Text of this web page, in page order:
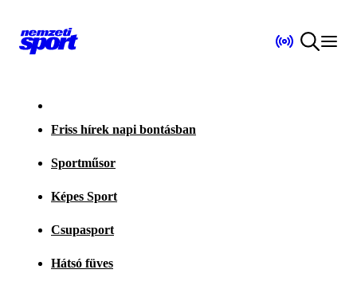
Friss hírek napi bontásban
Sportműsor
Képes Sport
Csupasport
Hátsó füves